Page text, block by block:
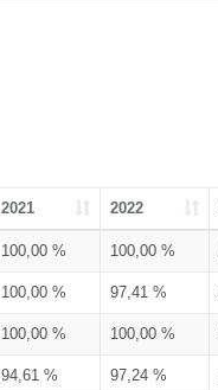
2021 2022
100,00 % 100,00 %
100,00 % 97,41 %
100,00 % 100,00 %
94,61 % 97,24 %